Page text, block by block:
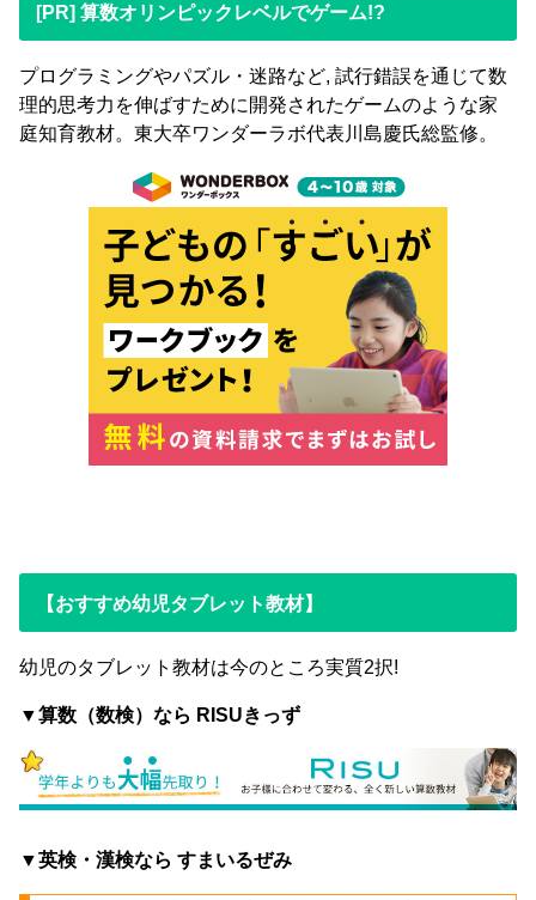
[PR] 算数オリンピックレベルでゲーム!?
プログラミングやパズル・迷路など, 試行錯誤を通じて数
理的思考力を伸ばすために開発されたゲームのような家
庭知育教材。東大卒ワンダーラボ代表川島慶氏総監修。
【おすすめ幼児タブレット教材】
幼児のタブレット教材は今のところ実質2択!
▼算数（数検）なら RISUきっず
▼英検・漢検なら すまいるぜみ